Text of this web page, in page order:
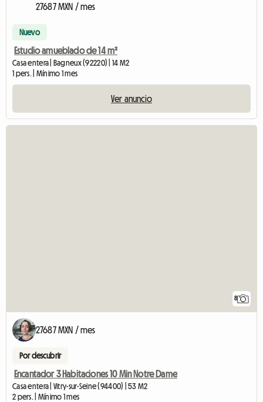
27687 MXN / mes
Nuevo
Estudio amueblado de 14 m²
Casa entera | Bagneux (92220) | 14 M2
1 pers. | Mínimo 1 mes
Ver anuncio
8
27687 MXN / mes
Por descubrir
Encantador 3 Habitaciones 10 Min Notre Dame
Casa entera | Vitry-sur-Seine (94400) | 53 M2
2 pers. | Mínimo 1 mes